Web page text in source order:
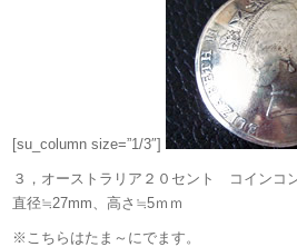
[su_column size=”1/3″]
３，オーストラリア２０セント コインコ
直径≒27mm、高さ≒5ｍｍ
※こちらはたま～にでます。